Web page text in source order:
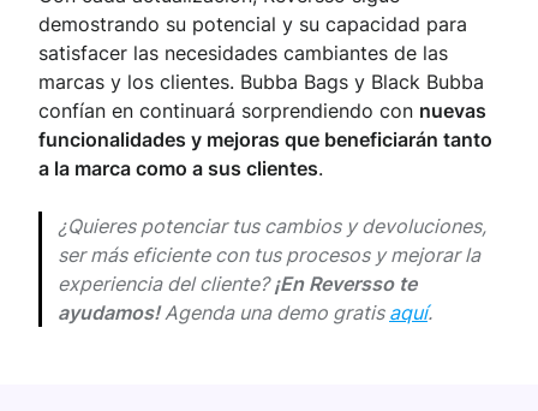
demostrando su potencial y su capacidad para
satisfacer las necesidades cambiantes de las
marcas y los clientes. Bubba Bags y Black Bubba
confían en continuará sorprendiendo con nuevas
funcionalidades y mejoras que beneficiarán tanto
a la marca como a sus clientes.
¿Quieres potenciar tus cambios y devoluciones,
ser más eficiente con tus procesos y mejorar la
experiencia del cliente?¡En Reversso te
ayudamos!Agenda una demo gratis aquí.